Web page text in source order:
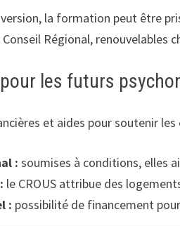
la formation peut être
Régional, renouvelables
les futurs
et aides pour soutenir
: soumises à conditions, elles
le CROUS attribue des
: possibilité de financement